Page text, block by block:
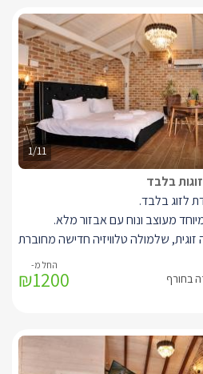
1/11
בלבד
לזוג בלבד.
מעוצב ונוח עם אבזור מלא.
שלמולה טלוויזיה חדישה מחוברת
ואיזור חוץ מפנק ופרטי. ובו בריכת
בחורף
₪1200